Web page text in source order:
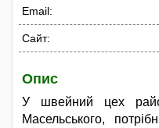
Email:
Сайт:
Опис
У швейний цех
Масельського,